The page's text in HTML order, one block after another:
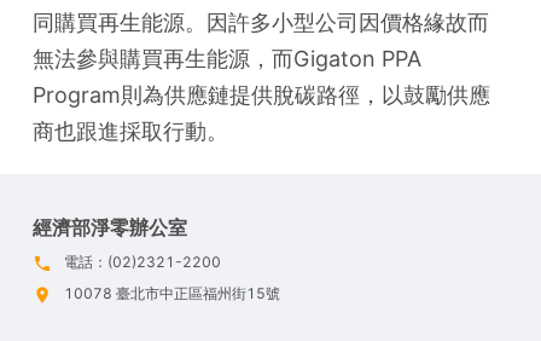
同購買再生能源。因許多小型公司因價格緣故而
無法參與購買再生能源，而Gigaton PPA
Program則為供應鏈提供脫碳路徑，以鼓勵供應
商也跟進採取行動。
經濟部淨零辦公室
電話：(02)2321-2200
10078 臺北市中正區福州街15號